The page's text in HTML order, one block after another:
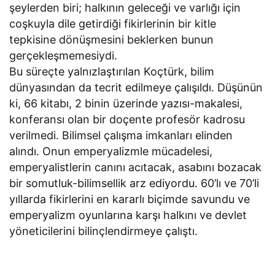
şeylerden biri; halkının geleceği ve varlığı için
coşkuyla dile getirdiği fikirlerinin bir kitle
tepkisine dönüşmesini beklerken bunun
gerçekleşmemesiydi.
Bu süreçte yalnızlaştırılan Koçtürk, bilim
dünyasından da tecrit edilmeye çalışıldı. Düşünün
ki, 66 kitabı, 2 binin üzerinde yazısı-makalesi,
konferansı olan bir doçente profesör kadrosu
verilmedi. Bilimsel çalışma imkanları elinden
alındı. Onun emperyalizmle mücadelesi,
emperyalistlerin canını acıtacak, asabını bozacak
bir somutluk-bilimsellik arz ediyordu. 60’lı ve 70’li
yıllarda fikirlerini en kararlı biçimde savundu ve
emperyalizm oyunlarına karşı halkını ve devlet
yöneticilerini bilinçlendirmeye çalıştı.